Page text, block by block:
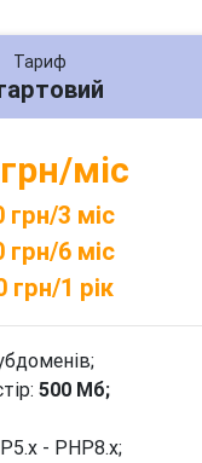
Тариф
міс
грн/3 міс
грн/6 міс
грн/1 рік
500 Мб;
- PHP8.x;